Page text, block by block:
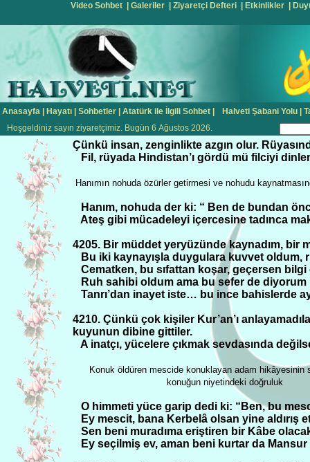
Video Sohbet Galeriler Ziyaretçi Defteri Etkinlikler
Anasayfa Hayatı Sohbetler Atatürk ile İlgili Sohbet Halveti Şabani Yolu
Hoşgeldiniz sayın ziyaretçimiz. Bugün 6 Ağustos 2026.
Çünkü insan, zenginlikte azgın olur.
Fil, rüyada Hindistan’ı gördü mü filciyi
Hanımın nohuda özürler getirmesi ve nohudu
Hanım, nohuda der ki: “ Ben de bundan
Ateş gibi mücadeleyi içercesine tadınca
4205. Bir müddet yeryüzünde kaynadım, bir
Bu iki kaynayışla duygulara kuvvet
Cematken, bu sıfattan koşar, geçersen
Ruh sahibi oldum ama bu sefer de
Tanrı’dan inayet iste… bu ince bahislerde
4210. Çünkü çok kişiler Kur’an’ı
kuyunun dibine gittiler.
A inatçı, yücelere çıkmak sevdasında
Konuk öldüren mescide konuklayan adam hikâyesinin
konuğun niyetindeki doğruluk
O himmeti yüce garip dedi ki: “Ben, bu
Ey mescit, bana Kerbelâ olsan yine aldırış
Sen beni muradıma eriştiren bir Kâbe
Ey seçilmiş ev, aman beni kurtar da